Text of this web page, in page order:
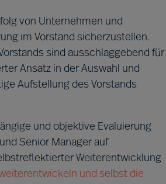
von Unternehmen und
im Vorstand sicherzustellen.
sind ausschlaggebend für
Ansatz in der Auswahl und
Aufstellung des Vorstands
und objektive Evaluierung
Senior Manager auf
Weiterentwicklung
und selbst die